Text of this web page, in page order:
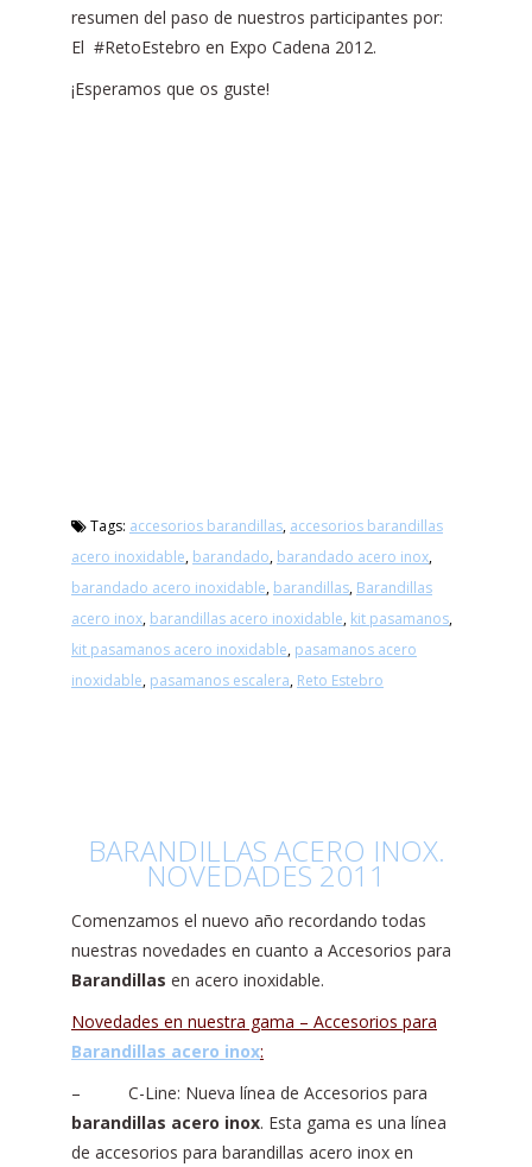
resumen del paso de nuestros participantes por:
El #RetoEstebro en Expo Cadena 2012.
¡Esperamos que os guste!
Tags: accesorios barandillas, accesorios barandillas
acero inoxidable, barandado, barandado acero inox,
barandado acero inoxidable, barandillas, Barandillas
acero inox, barandillas acero inoxidable, kit pasamanos,
kit pasamanos acero inoxidable, pasamanos acero
inoxidable, pasamanos escalera, Reto Estebro
BARANDILLAS ACERO INOX.
NOVEDADES 2011
Comenzamos el nuevo año recordando todas
nuestras novedades en cuanto a Accesorios para
Barandillas en acero inoxidable.
Novedades en nuestra gama – Accesorios para
Barandillas acero inox:
– C-Line: Nueva línea de Accesorios para
barandillas acero inox. Esta gama es una línea
de accesorios para barandillas acero inox en